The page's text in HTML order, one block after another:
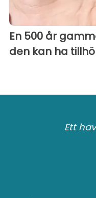
En 500 år
den kan ha
Ett